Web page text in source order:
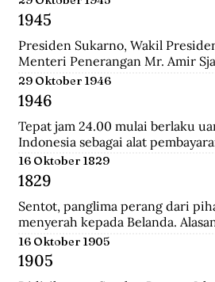
Saat ini menjadi Fakultas Hukum
Indonesia.
1945
Presiden Sukarno, Wakil
Menteri Penerangan Mr. Amir
di Surabaya atas permintaan
beberapa perwira Inggris dan
luar negeri.
29 Oktober 1946
1946
Tepat jam 24.00 mulai berlaku
Indonesia sebagai alat
dan Madura. Dengan demikian
sebelumnya tidak lagi berlaku.
16 Oktober 1829
1829
Sentot, panglima perang dari
menyerah kepada Belanda.
perekonomian yang memburuk
tak kunung usai.
16 Oktober 1905
1905